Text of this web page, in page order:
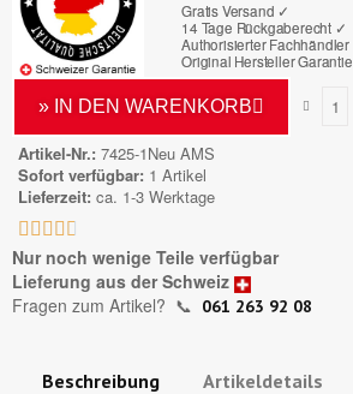
Gratis Versand ✓
14 Tage Rückgaberecht ✓
Authorisierter Fachhändler
Original Hersteller Garantie
» IN DEN WARENKORB
Artikel-Nr. 7425-1Neu AMS
Sofort verfügbar 1 Artikel
Lieferzeit ca. 1-3 Werktage
    
Nur noch wenige Teile verfügbar
Lieferung aus der Schweiz
Fragen zum Artikel? 📞 061 263 92 08
Beschreibung
Artikeldetails